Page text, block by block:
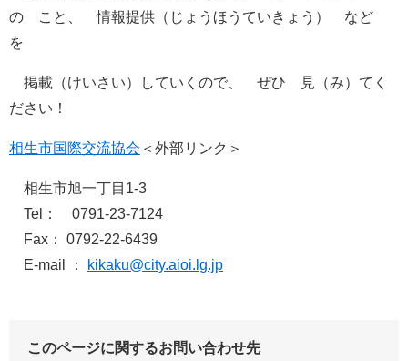
の こと、 情報提供（じょうほうていきょう） など
を
掲載（けいさい）していくので、 ぜひ 見（み）てく
ださい！
相生市国際交流協会 ＜外部リンク＞
相生市旭一丁目1-3
Tel： 0791-23-7124
Fax： 0792-22-6439
E-mail ：
kikaku@city.aioi.lg.jp
このページに関するお問い合わせ先